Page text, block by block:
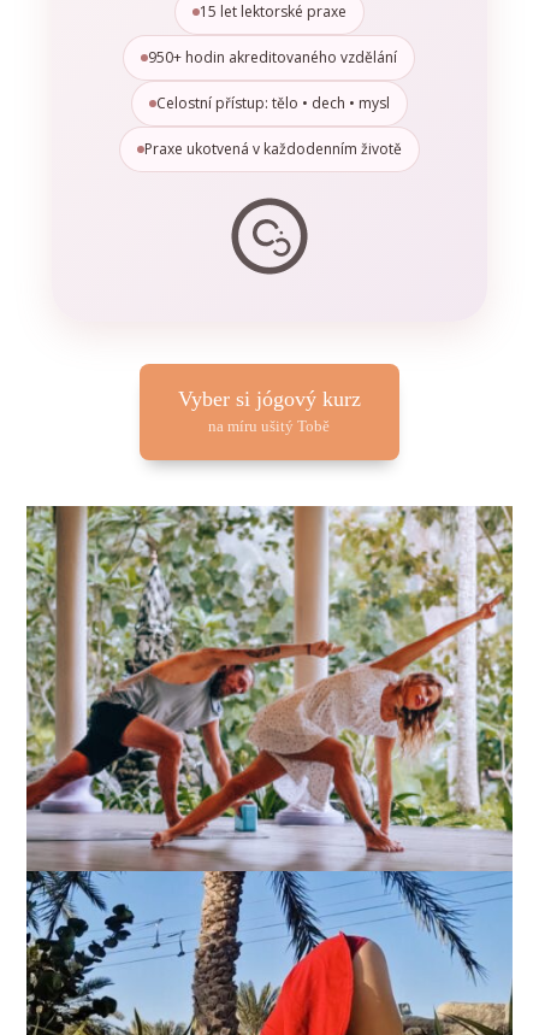
15 let lektorské praxe
950+ hodin akreditovaného vzdělání
Celostní přístup: tělo • dech • mysl
Praxe ukotvená v každodenním životě
Vyber si jógový kurz
na míru ušitý Tobě